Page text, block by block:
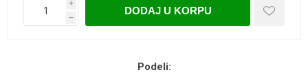
i
h
DODAJ U KORPU
Podeli: